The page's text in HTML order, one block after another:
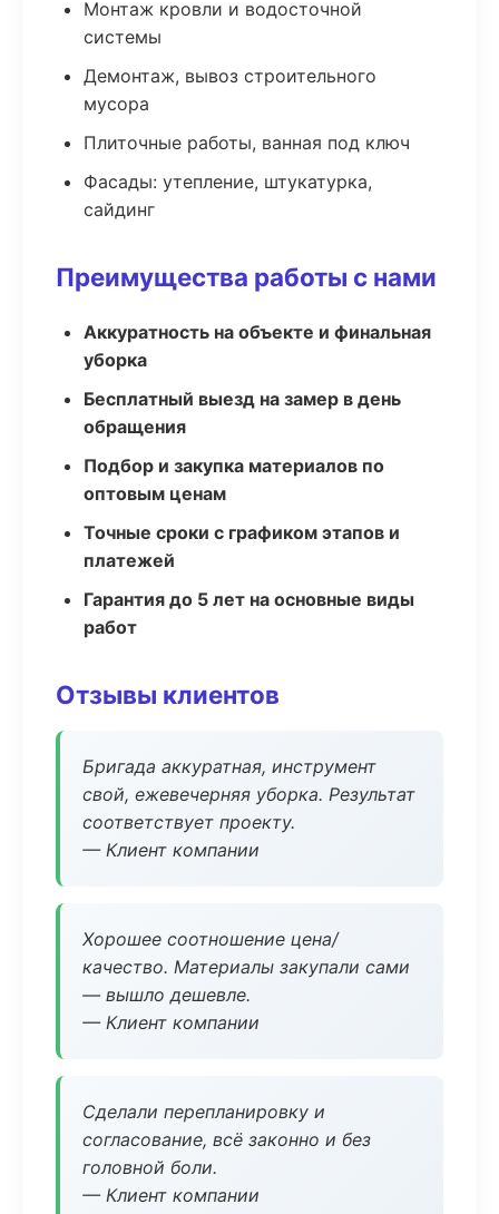
Монтаж кровли и водосточной
системы
Демонтаж, вывоз строительного
мусора
Плиточные работы, ванная под ключ
Фасады: утепление, штукатурка,
сайдинг
Преимущества работы с нами
Аккуратность на объекте и финальная
уборка
Бесплатный выезд на замер в день
обращения
Подбор и закупка материалов по
оптовым ценам
Точные сроки с графиком этапов и
платежей
Гарантия до 5 лет на основные виды
работ
Отзывы клиентов
Бригада аккуратная, инструмент
свой, ежевечерняя уборка. Результат
соответствует проекту.
— Клиент компании
Хорошее соотношение цена/
качество. Материалы закупали сами
— вышло дешевле.
— Клиент компании
Сделали перепланировку и
согласование, всё законно и без
головной боли.
— Клиент компании